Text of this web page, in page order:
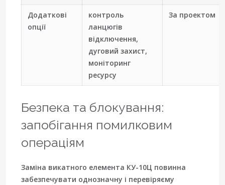
Додаткові
опції
контроль
ланцюгів
відключення,
дуговий захист,
моніторинг
ресурсу
За проектом
Безпека та блокування:
запобігання помилковим
операціям
Заміна викатного елемента КУ-10Ц повинна
забезпечувати однозначну і перевіряєму